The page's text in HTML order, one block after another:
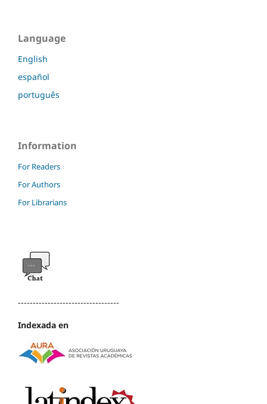
Language
English
español
português
Information
For Readers
For Authors
For Librarians
----------------------------------
Indexada en